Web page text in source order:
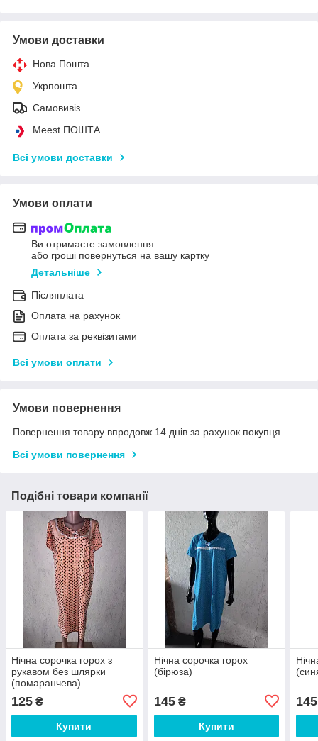
Умови доставки
Нова Пошта
Укрпошта
Самовивіз
Meest ПОШТА
Всі умови доставки
Умови оплати
Ви отримаєте замовлення
або гроші повернуться на вашу картку
Детальніше
Післяплата
Оплата на рахунок
Оплата за реквізитами
Всі умови оплати
Умови повернення
Повернення товару впродовж 14 днів за рахунок покупця
Всі умови повернення
Подібні товари компанії
Нічна сорочка горох з
рукавом без шлярки
(помаранчева)
125 ₴
Купити
Нічна сорочка горох
(бірюза)
145₴
Купити
145